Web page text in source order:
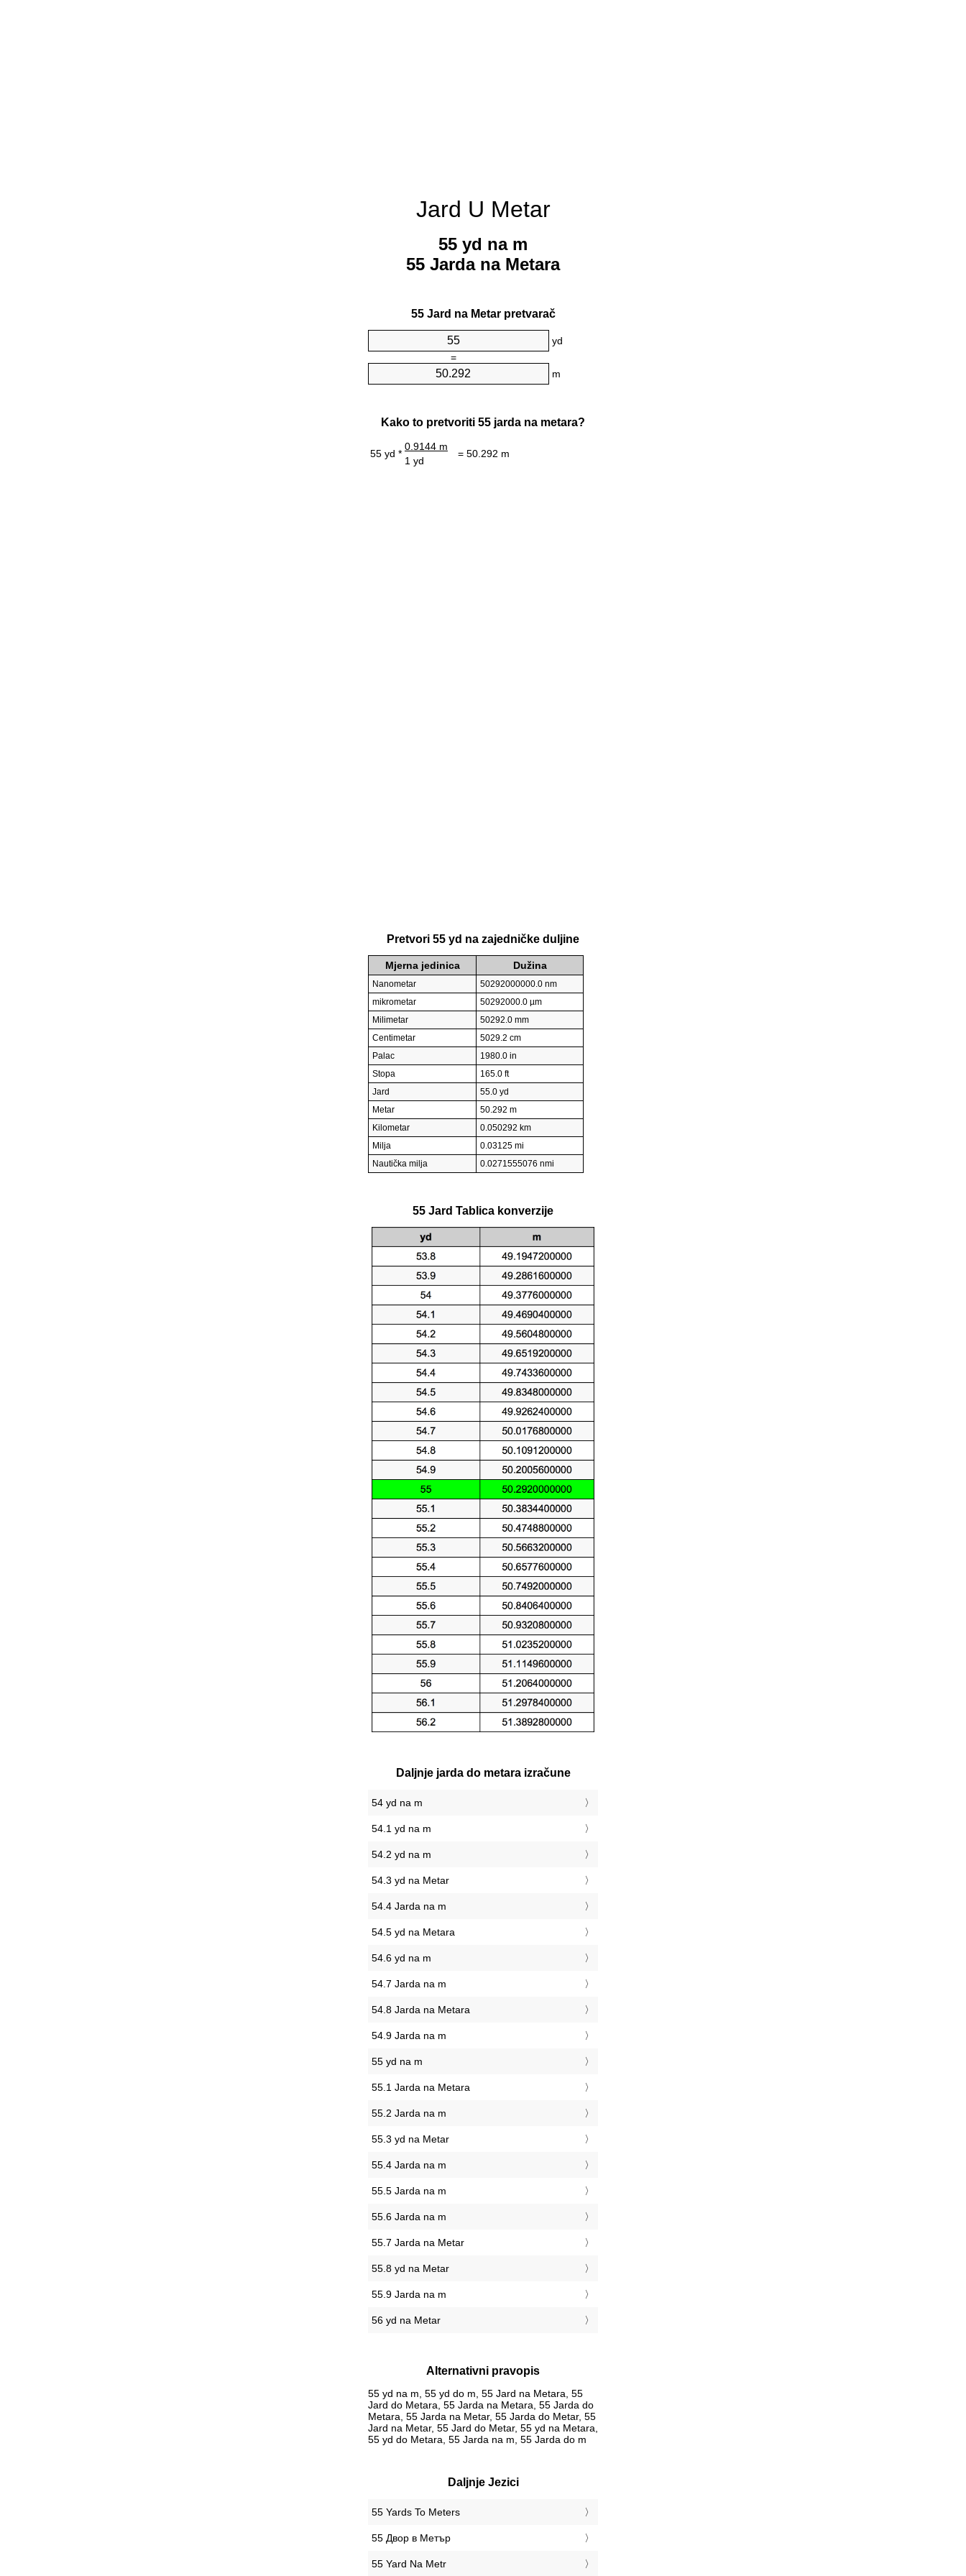
Jard U Metar
55 yd na m
55 Jarda na Metara
55 Jard na Metar pretvarač
yd
=
m
Kako to pretvoriti 55 jarda na metara?
55 yd *
0.9144 m
= 50.292 m
1 yd
Pretvori 55 yd na zajedničke duljine
Mjerna jedinica Dužina
Nanometar
50292000000.0 nm
mikrometar
50292000.0 µm
Milimetar
50292.0 mm
Centimetar
5029.2 cm
Palac
1980.0 in
Stopa
165.0 ft
Jard
55.0 yd
Metar
50.292 m
Kilometar
0.050292 km
Milja
0.03125 mi
Nautička milja
0.0271555076 nmi
55 Jard Tablica konverzije
Daljnje jarda do metara izračune
54 yd na m
54.1 yd na m
54.2 yd na m
54.3 yd na Metar
54.4 Jarda na m
54.5 yd na Metara
54.6 yd na m
54.7 Jarda na m
54.8 Jarda na Metara
54.9 Jarda na m
55 yd na m
55.1 Jarda na Metara
55.2 Jarda na m
55.3 yd na Metar
55.4 Jarda na m
55.5 Jarda na m
55.6 Jarda na m
55.7 Jarda na Metar
55.8 yd na Metar
55.9 Jarda na m
56 yd na Metar
Alternativni pravopis
55 yd na m, 55 yd do m, 55 Jard na Metara, 55
Jard do Metara, 55 Jarda na Metara, 55 Jarda do
Metara, 55 Jarda na Metar, 55 Jarda do Metar, 55
Jard na Metar, 55 Jard do Metar, 55 yd na Metara,
55 yd do Metara, 55 Jarda na m, 55 Jarda do m
Daljnje Jezici
‎55 Yards To Meters
‎55 Двор в Метър
‎55 Yard Na Metr